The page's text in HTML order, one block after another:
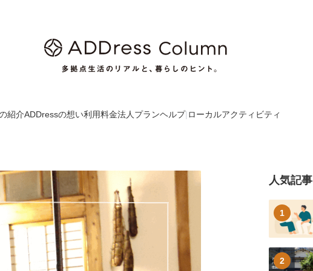
紹介ADDressの想い利用料金法人プランヘルプ| ローカルアクティビティ
人気記事
1
2